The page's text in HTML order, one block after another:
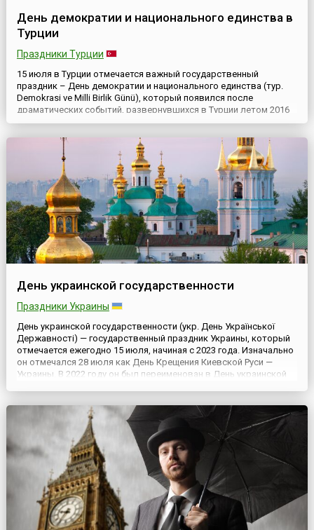
День демократии и национального единства в
Турции
Праздники Турции
15 июля в Турции отмечается важный государственный
праздник – День демократии и национального единства (тур.
Demokrasi ve Milli Birlik Günü), который появился после
драматических событий, развернувшихся в Турции летом 2016
года.В этот день в 2016 году в Турции произошла попытка
Турции Реджепа Тайипа Эрдогана часть военных организовала и
День украинской государственности
Праздники Украины
День украинской государственности (укр. День Української
Державності) — государственный праздник Украины, который
отмечается ежегодно 15 июля, начиная с 2023 года. Изначально
он отмечался 28 июля как День Крещения Киевской Руси —
Украины. В 2022 году он был переименован в День украинской